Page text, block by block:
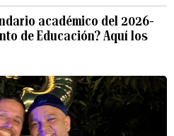
académico del 2026-
de Educación? Aquí los